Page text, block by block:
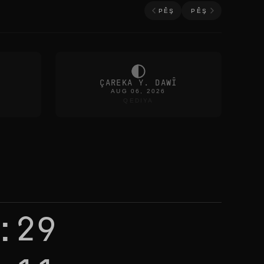
PÊŞ PÊŞ
ÇAREKA Y. DAWÎ
AUG 06, 2026